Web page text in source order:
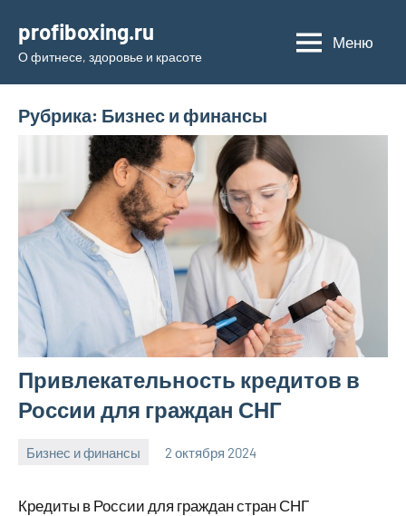
содержимому
profiboxing.ru
О фитнесе, здоровье и красоте
Меню
Рубрика: Бизнес и финансы
Привлекательность кредитов в
России для граждан СНГ
Бизнес и финансы 2 октября 2024
Кредиты в России для граждан стран СНГ